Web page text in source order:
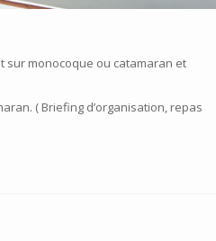
sur monocoque ou catamaran et
( Briefing d’organisation, repas